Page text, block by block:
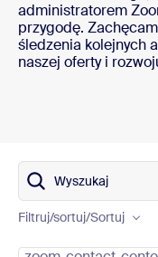
administratorem
przygodę.
śledzenia kolejnych
naszej oferty i
Wyszukaj
Filtruj/sortuj/Sortuj
Product
Content type